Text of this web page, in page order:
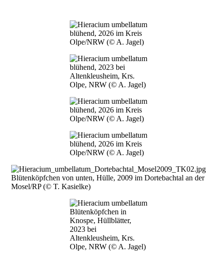
Bild
blühend, 2026 im Kreis
Olpe/NRW (© A. Jagel)
Bild
blühend, 2023 bei
Altenkleusheim, Krs.
Olpe, NRW (© A. Jagel)
Bild
blühend, 2026 im Kreis
Olpe/NRW (© A. Jagel)
Bild
blühend, 2026 im Kreis
Olpe/NRW (© A. Jagel)
Bild
Blütenköpfchen von unten, Hülle, 2009 im Dortebachtal an der
Mosel/RP (© T. Kasielke)
Bild
Blütenköpfchen in
Knospe, Hüllblätter,
2023 bei
Altenkleusheim, Krs.
Olpe, NRW (© A. Jagel)